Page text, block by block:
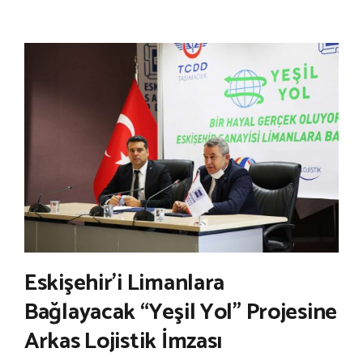
Eskişehir’i Limanlara
Bağlayacak “Yeşil Yol” Projesine
Arkas Lojistik İmzası